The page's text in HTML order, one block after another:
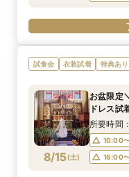
試食会 衣装試着 特典あり
8/15(土)
お盆限定
ドレス試
所要時間
10:00
16:00